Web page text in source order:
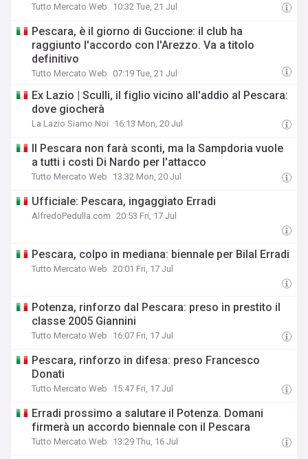
Tutto Mercato Web 10:32 Tue, 21 Jul
Pescara, è il giorno di Guccione: il club ha
raggiunto l'accordo con l'Arezzo. Va a titolo
definitivo
Tutto Mercato Web 07:19 Tue, 21 Jul
Ex Lazio | Sculli, il figlio vicino all'addio al Pescara:
dove giocherà
La Lazio Siamo Noi 16:13 Mon, 20 Jul
Il Pescara non farà sconti, ma la Sampdoria vuole
a tutti i costi Di Nardo per l'attacco
Tutto Mercato Web 13:32 Mon, 20 Jul
Ufficiale: Pescara, ingaggiato Erradi
AlfredoPedulla.com 20:53 Fri, 17 Jul
Pescara, colpo in mediana: biennale per Bilal Erradi
Tutto Mercato Web 20:01 Fri, 17 Jul
Potenza, rinforzo dal Pescara: preso in prestito il
classe 2005 Giannini
Tutto Mercato Web 16:07 Fri, 17 Jul
Pescara, rinforzo in difesa: preso Francesco
Donati
Tutto Mercato Web 15:47 Fri, 17 Jul
Erradi prossimo a salutare il Potenza. Domani
firmerà un accordo biennale con il Pescara
Tutto Mercato Web 13:29 Thu, 16 Jul